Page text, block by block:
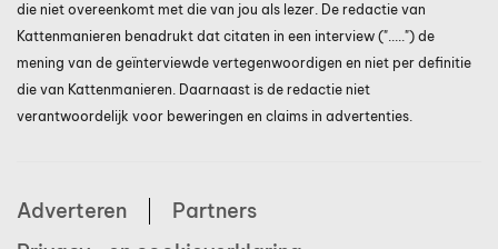
die niet overeenkomt met die van jou als lezer. De redactie van
Kattenmanieren benadrukt dat citaten in een interview (".....") de
mening van de geïnterviewde vertegenwoordigen en niet per definitie
die van Kattenmanieren. Daarnaast is de redactie niet
verantwoordelijk voor beweringen en claims in advertenties.
Adverteren
Partners